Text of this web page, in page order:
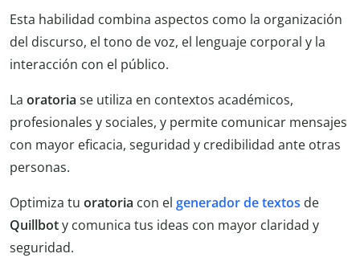
Esta habilidad combina aspectos como la organización
del discurso, el tono de voz, el lenguaje corporal y la
interacción con el público.
La oratoria se utiliza en contextos académicos,
profesionales y sociales, y permite comunicar mensajes
con mayor eficacia, seguridad y credibilidad ante otras
personas.
Optimiza tu oratoria con el generador de textos de
Quillboty comunica tus ideas con mayor claridad y
seguridad.